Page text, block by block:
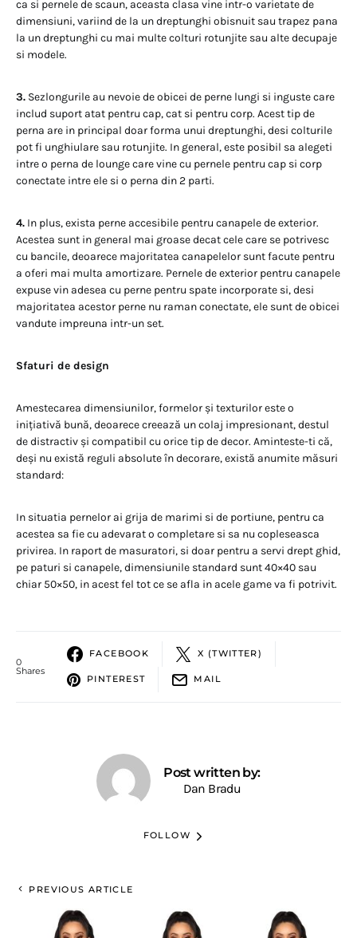
ca si pernele de scaun, aceasta clasa vine intr-o varietate de
dimensiuni, variind de la un dreptunghi obisnuit sau trapez pana
la un dreptunghi cu mai multe colturi rotunjite sau alte decupaje
si modele.
3. Sezlongurile au nevoie de obicei de perne lungi si inguste care
includ suport atat pentru cap, cat si pentru corp. Acest tip de
perna are in principal doar forma unui dreptunghi, desi colturile
pot fi unghiulare sau rotunjite. In general, este posibil sa alegeti
intre o perna de lounge care vine cu pernele pentru cap si corp
conectate intre ele si o perna din 2 parti.
4. In plus, exista perne accesibile pentru canapele de exterior.
Acestea sunt in general mai groase decat cele care se potrivesc
cu bancile, deoarece majoritatea canapelelor sunt facute pentru
a oferi mai multa amortizare. Pernele de exterior pentru canapele
expuse vin adesea cu perne pentru spate incorporate si, desi
majoritatea acestor perne nu raman conectate, ele sunt de obicei
vandute impreuna intr-un set.
Sfaturi de design
Amestecarea dimensiunilor, formelor și texturilor este o
inițiativă bună, deoarece creează un colaj impresionant, destul
de distractiv și compatibil cu orice tip de decor. Aminteste-ti că,
deși nu există reguli absolute în decorare, există anumite măsuri
standard:
In situatia pernelor ai grija de marimi si de portiune, pentru ca
acestea sa fie cu adevarat o completare si sa nu copleseasca
privirea. In raport de masuratori, si doar pentru a servi drept ghid,
pe paturi si canapele, dimensiunile standard sunt 40×40 sau
chiar 50×50, in acest fel tot ce se afla in acele game va fi potrivit.
0
Shares
FACEBOOK X (TWITTER)
PINTEREST MAIL
Post written by:
Dan Bradu
FOLLOW
PREVIOUS ARTICLE